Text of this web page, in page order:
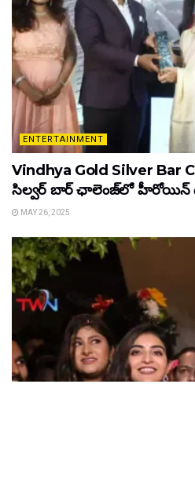
ENTERTAINMENT
Vindhya Gold Silver Bar
సిల్వర్ బార్ ఛాలెంజ్‌లో హీరోయిన్
MAY 26, 2025